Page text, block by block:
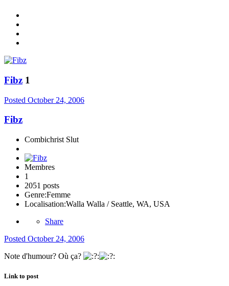
Fibz 1
Posted October 24, 2006
Fibz
Combichrist Slut
Membres
1
2051 posts
Genre:Femme
Localisation:Walla Walla / Seattle, WA, USA
Share
Posted October 24, 2006
Note d'humour? Où ça?
Link to post